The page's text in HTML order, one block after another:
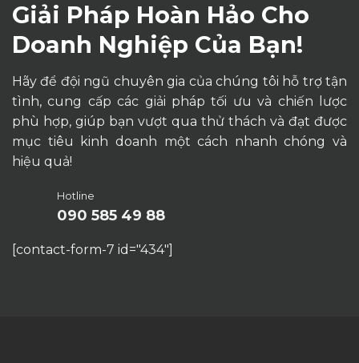
Giải Pháp Hoàn Hảo Cho
Doanh Nghiệp Của Bạn!
Hãy để đội ngũ chuyên gia của chúng tôi hỗ trợ tận
tình, cung cấp các giải pháp tối ưu và chiến lược
phù hợp, giúp bạn vượt qua thử thách và đạt được
mục tiêu kinh doanh một cách nhanh chóng và
hiệu quả!
Hotline
090 585 49 88
[contact-form-7 id="434"]